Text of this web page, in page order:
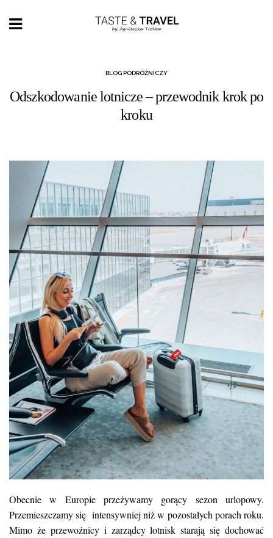
BLOG PODRÓŻNICZY
Odszkodowanie lotnicze – przewodnik krok po
kroku
Obecnie w Europie przeżywamy gorący sezon urlopowy.
Przemieszczamy się intensywniej niż w pozostałych porach roku.
Mimo że przewoźnicy i zarządcy lotnisk starają się dochować